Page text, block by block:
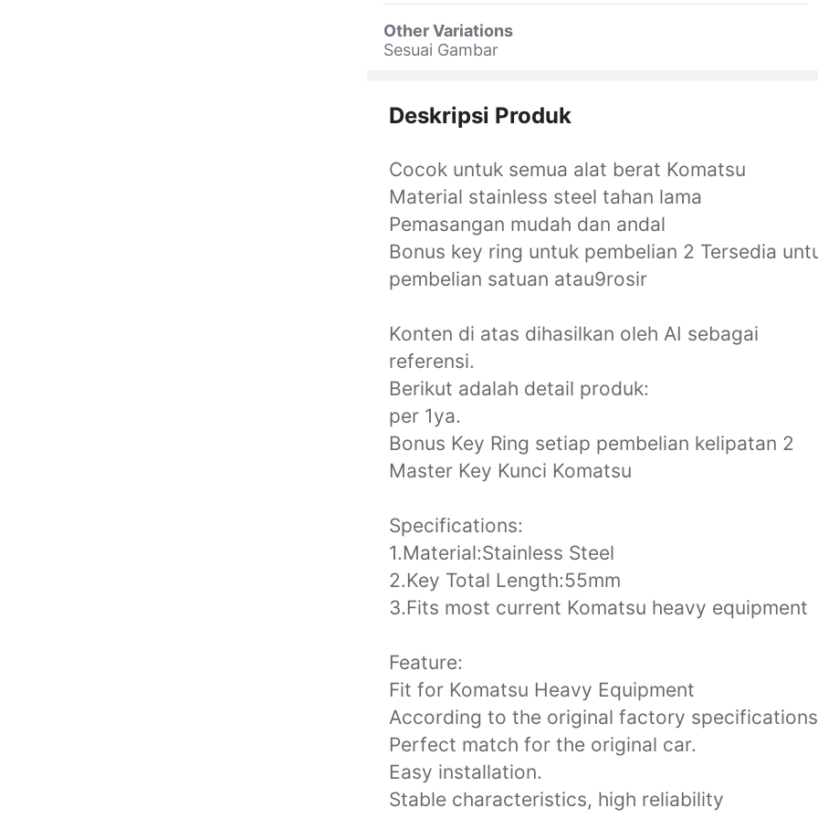
Other Variations
Sesuai Gambar
Deskripsi Produk
Cocok untuk semua alat berat Komatsu
Material stainless steel tahan lama
Pemasangan mudah dan andal
Bonus key ring untuk pembelian 2 Tersedia
pembelian satuan atau9rosir
Konten di atas dihasilkan oleh AI sebagai
referensi.
Berikut adalah detail produk:
per 1ya.
Bonus Key Ring setiap pembelian kelipatan 2
Master Key Kunci Komatsu
Specifications:
1.Material:Stainless Steel
2.Key Total Length:55mm
3.Fits most current Komatsu heavy equipment
Feature:
Fit for Komatsu Heavy Equipment
According to the original factory specifications
Perfect match for the original car.
Easy installation.
Stable characteristics, high reliability